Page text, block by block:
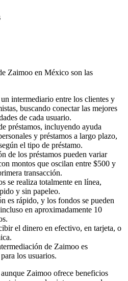
Zaimoo en México son las
intermediario entre los clientes y
buscando conectar las mejores
de cada usuario.
préstamos, incluyendo ayuda
y préstamos a largo plazo,
el tipo de préstamo.
de los préstamos pueden variar
montos que oscilan entre $500 y
transacción.
se realiza totalmente en línea,
y sin papeleo.
es rápido, y los fondos se pueden
en aproximadamente 10
el dinero en efectivo, en tarjeta, o
de Zaimoo es
los usuarios.
Zaimoo ofrece beneficios